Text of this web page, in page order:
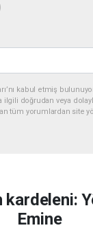
kabul etmiş
ilgili doğrudan veya
tüm yorumlardan site
kardeleni:
Emine